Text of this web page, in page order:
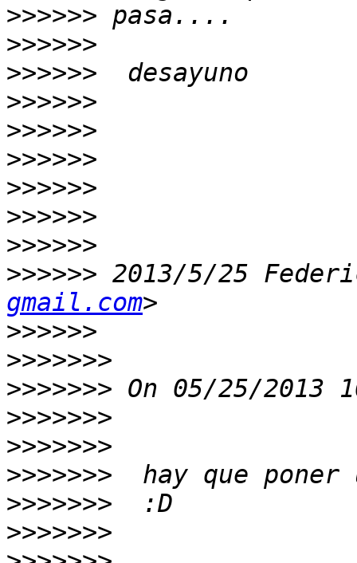
>>>>>>
>>>>>>
>>>>>>
>>>>>>
>>>>>>
>>>>>>
>>>>>>
>>>>>>
>>>>>>
>>>>>> 2013/5/25
gmail.com
>>>>>>
>>>>>>>
>>>>>>>
>>>>>>>
>>>>>>>
>>>>>>>
>>>>>>>
>>>>>>>